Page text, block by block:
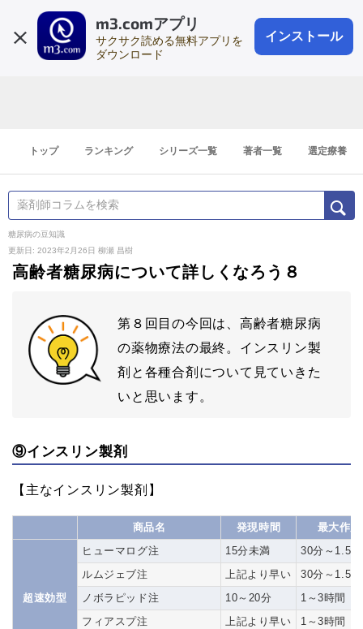
m3.comアプリ
サクサク読める無料アプリを
ダウンロード
インストール
会員登録
登録1分
トップ ランキング シリーズ一覧 著者一覧 選定療養
糖尿病の豆知識
更新日: 2023年2月26日 柳瀬 昌樹
高齢者糖尿病について詳しくなろう８
第８回目の今回は、高齢者糖尿病
の薬物療法の最終。インスリン製
剤と各種合剤について見ていきた
いと思います。
⑨インスリン製剤
【主なインスリン製剤】
商品名 発現時間 最大作
超速効型
ヒューマログ注 15分未満
30分～1.5
ルムジェブ注
上記より早い
30分～1.5
ノボラピッド注
10～20分
1～3時間
フィアスプ注
上記より早い
1～3時間